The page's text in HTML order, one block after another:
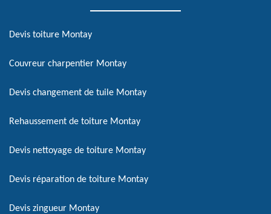
Devis toiture Montay
Couvreur charpentier Montay
Devis changement de tuile Montay
Rehaussement de toiture Montay
Devis nettoyage de toiture Montay
Devis réparation de toiture Montay
Devis zingueur Montay